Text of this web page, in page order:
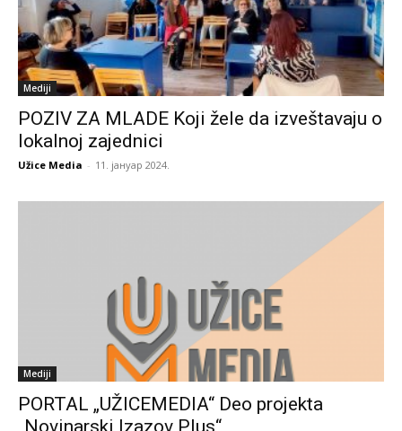
Mediji
POZIV ZA MLADE Koji žele da izveštavaju o
lokalnoj zajednici
Užice Media - 11. јануар 2024.
Mediji
PORTAL „UŽICEMEDIA“ Deo projekta